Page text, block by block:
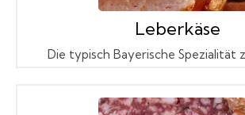
Leberkäse
Die typisch Bayerische Spezialität